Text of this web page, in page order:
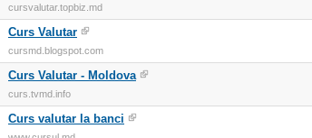
cursvalutar.topbiz.md
Curs Valutar
cursmd.blogspot.com
Curs Valutar - Moldova
curs.tvmd.info
Curs valutar la banci